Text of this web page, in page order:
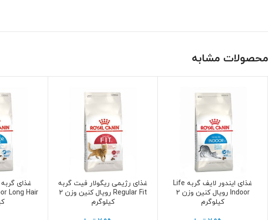
محصولات مشابه
افزودن به سبد خرید
غذای ایندور لایف گربه Life
Indoor رویال کنین وزن 2
کیلوگرم
افزودن به سبد خرید
غذای رژیمی ریگولار فیت گربه
Regular Fit رویال کنین وزن 2
کیلوگرم
افزودن به
غذای گربه